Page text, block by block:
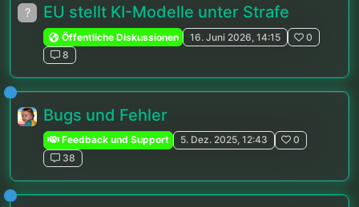
? EU stellt KI-Modelle unter Strafe
Öffentliche Diskussionen 16. Juni 2026, 14:15
0
8
Bugs und Fehler
Feedback und Support 5. Dez. 2025, 12:43
0
38